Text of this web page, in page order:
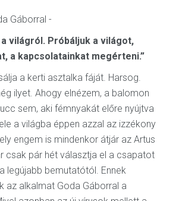
Gáborral -
a világról. Próbáljuk a világot,
a kapcsolatainkat megérteni.”
a kerti asztalka fáját. Harsog.
ilyet. Ahogy elnézem, a balomon
sem, aki fémnyakát előre nyújtva
a világba éppen azzal az izzékony
engem is mindenkor átjár az Artus
csak pár hét választja el a csapatot
legújabb bemutatótól. Ennek
az alkalmat Goda Gáborral a